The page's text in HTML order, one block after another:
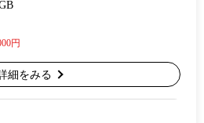
円
細をみる